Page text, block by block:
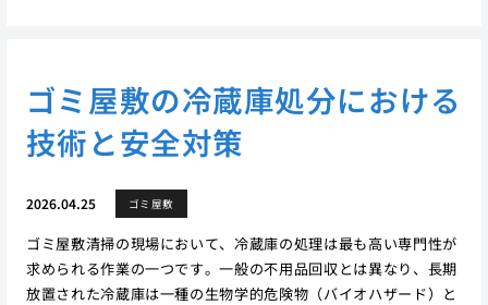
ゴミ屋敷の冷蔵庫処分における
技術と安全対策
2026.04.25 ゴミ屋敷
ゴミ屋敷清掃の現場において、冷蔵庫の処理は最も高い専門性が
求められる作業の一つです。一般の不用品回収とは異なり、長期
放置された冷蔵庫は一種の生物学的危険物（バイオハザード）と